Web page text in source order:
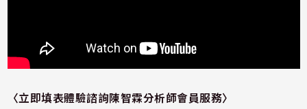
〈立即填表體驗諮詢陳智霖分析師會員服務〉